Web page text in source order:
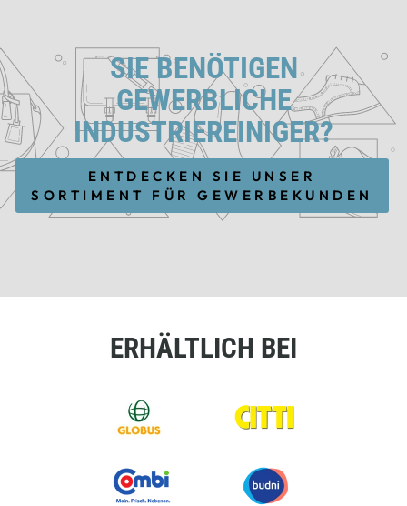
SIE BENÖTIGEN
GEWERBLICHE
INDUSTRIEREINIGER?
ENTDECKEN SIE UNSER
SORTIMENT FÜR GEWERBEKUNDEN
ERHÄLTLICH BEI